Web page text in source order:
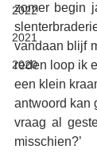
2022
2021
2020
zomer begin
vandaan blijf
reden loop ik
een klein
antwoord kan
vraag al